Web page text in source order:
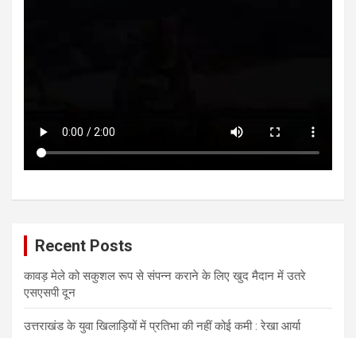
Recent Posts
कावड़ मेले को सकुशल रूप से संपन्न कराने के लिए खुद मैदान में उतरे
एसएसपी दून
उत्तराखंड के युवा खिलाड़ियों में प्रतिभा की नहीं कोई कमी : रेखा आर्या